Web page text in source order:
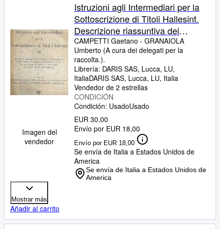
Imagen del
vendedor
Istruzioni agli Intermediari per la
Sottoscrizione di Titoli Hallesint.
Descrizione riassuntiva dei
Contratti di Finanziamento della
Hallesint Fondazione Universale
(H=F.U) dei suoi mezzi di azione e
delle finalità economico - fiscali
dell'Hallesismo.
CAMPETTI Gaetano - GRANAIOLA
Umberto (A cura dei delegati per la
raccolta.).
Librería: DARIS SAS, Lucca, LU,
ItaliaDARIS SAS, Lucca, LU, Italia
Vendedor de 2 estrellas
CONDICIÓN
Condición: UsadoUsado
EUR 30,00
Envío por EUR 18,00
Envío por EUR 18,00
Se envía de Italia a Estados Unidos de
America
Se envía de Italia a Estados Unidos de
America
Mostrar más
Añadir al carrito